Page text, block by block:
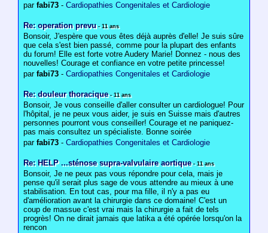
par fabi73- Cardiopathies Congenitales et Cardiologie
Re: operation prevu- 11 ans
Bonsoir, J'espère que vous êtes déjà auprès d'elle! Je suis sûre
que cela s'est bien passé, comme pour la plupart des enfants
du forum! Elle est forte votre Audery Marie! Donnez - nous des
nouvelles! Courage et confiance en votre petite princesse!
par fabi73- Cardiopathies Congenitales et Cardiologie
Re: douleur thoracique- 11 ans
Bonsoir, Je vous conseille d'aller consulter un cardiologue! Pour
l'hôpital, je ne peux vous aider, je suis en Suisse mais d'autres
personnes pourront vous conseiller! Courage et ne paniquez-
pas mais consultez un spécialiste. Bonne soirée
par fabi73- Cardiopathies Congenitales et Cardiologie
Re: HELP ...sténose supra-valvulaire aortique- 11 ans
Bonsoir, Je ne peux pas vous répondre pour cela, mais je
pense qu'il serait plus sage de vous attendre au mieux à une
stabilisation. En tout cas, pour ma fille, il n'y a pas eu
d'amélioration avant la chirurgie dans ce domaine! C'est un
coup de massue c'est vrai mais la chirurgie a fait de tels
progrès! On ne dirait jamais que latika a été opérée lorsqu'on la
rencon